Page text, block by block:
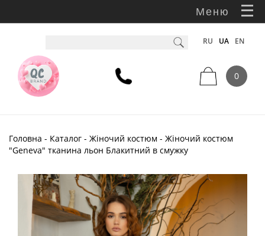
Меню
RU UA EN
0
Головна - Каталог - Жіночий костюм - Жіночий костюм
"Geneva" тканина льон Блакитний в смужку